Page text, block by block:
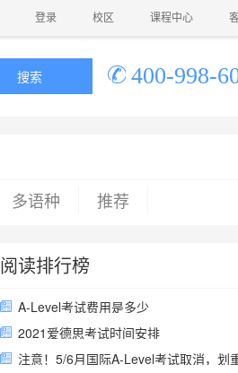
登录 校区 课程中心
搜索 400-998-
多语种 推荐
阅读排行榜
A-Level考试费用是多少
2021爱德思考试时间安排
注意！5/6月国际A-Level考试取消，划重点